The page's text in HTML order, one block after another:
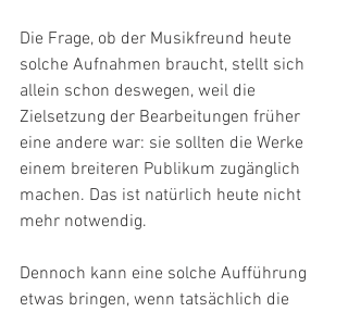
Die Frage, ob der Musikfreund heute
solche Aufnahmen braucht, stellt sich
allein schon deswegen, weil die
Zielsetzung der Bearbeitungen früher
eine andere war: sie sollten die Werke
einem breiteren Publikum zugänglich
machen. Das ist natürlich heute nicht
mehr notwendig.
Dennoch kann eine solche Aufführung
etwas bringen, wenn tatsächlich die